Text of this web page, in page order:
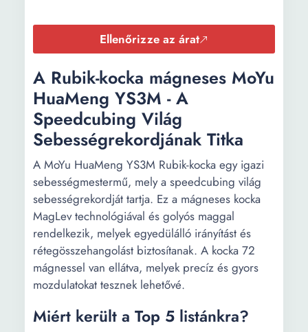
Ellenőrizze az árat
A Rubik-kocka mágneses MoYu
HuaMeng YS3M - A
Speedcubing Világ
Sebességrekordjának Titka
A MoYu HuaMeng YS3M Rubik-kocka egy igazi
sebességmestermű, mely a speedcubing világ
sebességrekordját tartja. Ez a mágneses kocka
MagLev technológiával és golyós maggal
rendelkezik, melyek egyedülálló irányítást és
rétegösszehangolást biztosítanak. A kocka 72
mágnessel van ellátva, melyek precíz és gyors
mozdulatokat tesznek lehetővé.
Miért került a Top 5 listánkra?